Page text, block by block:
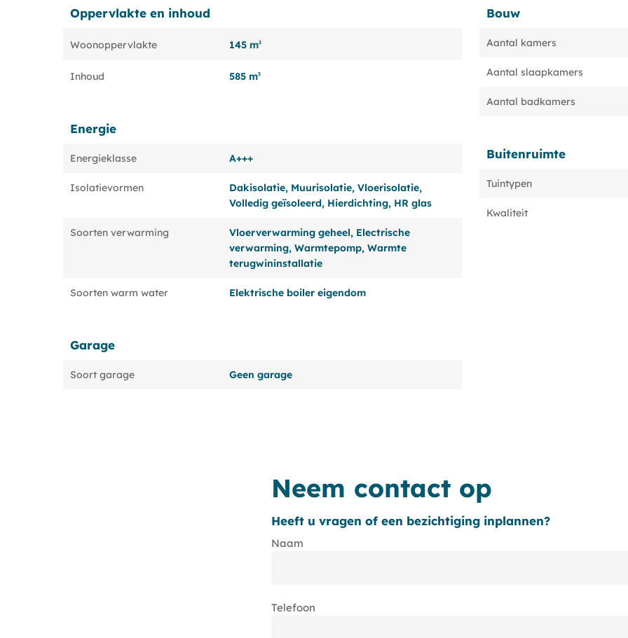
Oppervlakte en inhoud
Woonoppervlakte 145 m2
Inhoud 585 m3
Energie
Energieklasse A+++
Isolatievormen
Dakisolatie, Muurisolatie, Vloerisolatie,
Volledig geïsoleerd, Hierdichting, HR glas
Soorten verwarming
Vloerverwarming geheel, Electrische
verwarming, Warmtepomp, Warmte
terugwininstallatie
Soorten warm water Elektrische boiler eigendom
Garage
Soort garage Geen garage
Bouw
Aantal kamers
Aantal slaapkamers
Aantal badkamers
Buitenruimte
Tuintypen
Kwaliteit
Neem contact op
Heeft u vragen of een bezichtiging inplannen?
Naam
Telefoon